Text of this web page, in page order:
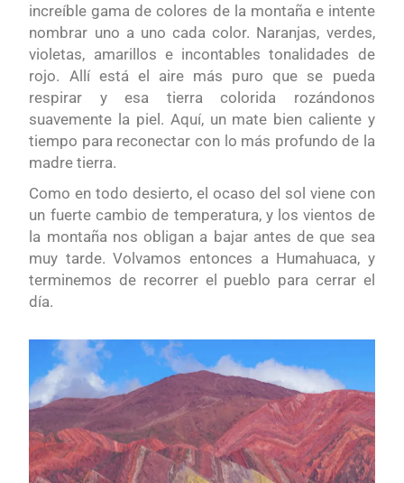
increíble gama de colores de la montaña e intente
nombrar uno a uno cada color. Naranjas, verdes,
violetas, amarillos e incontables tonalidades de
rojo. Allí está el aire más puro que se pueda
respirar y esa tierra colorida rozándonos
suavemente la piel. Aquí, un mate bien caliente y
tiempo para reconectar con lo más profundo de la
madre tierra.
Como en todo desierto, el ocaso del sol viene con
un fuerte cambio de temperatura, y los vientos de
la montaña nos obligan a bajar antes de que sea
muy tarde. Volvamos entonces a Humahuaca, y
terminemos de recorrer el pueblo para cerrar el
día.